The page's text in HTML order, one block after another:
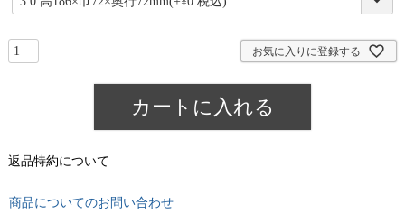
必
お気に入りに登録する
カートに入れる
返品特約について
商品についてのお問い合わせ